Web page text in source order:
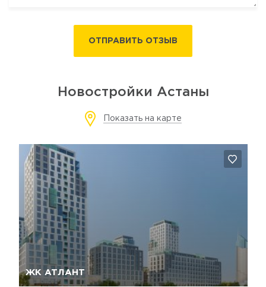
ОТПРАВИТЬ ОТЗЫВ
Новостройки Астаны
Показать на карте
ЖК АТЛАНТ
Да, удалить